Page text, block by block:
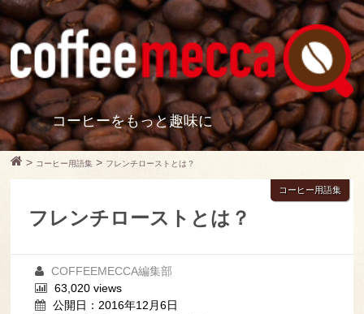
コーヒーをもっと趣味に
> コーヒー用語集 > フレンチローストとは？
フレンチローストとは？
コーヒー用語集
COFFEEMECCA編集部
63,020 views
公開日：2016年12月6日